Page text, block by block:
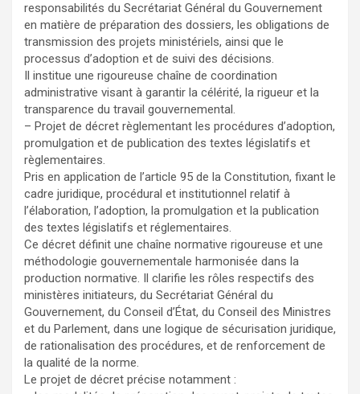
responsabilités du Secrétariat Général du Gouvernement
en matière de préparation des dossiers, les obligations de
transmission des projets ministériels, ainsi que le
processus d’adoption et de suivi des décisions.
Il institue une rigoureuse chaîne de coordination
administrative visant à garantir la célérité, la rigueur et la
transparence du travail gouvernemental.
– Projet de décret règlementant les procédures d’adoption,
promulgation et de publication des textes législatifs et
règlementaires.
Pris en application de l’article 95 de la Constitution, fixant le
cadre juridique, procédural et institutionnel relatif à
l’élaboration, l’adoption, la promulgation et la publication
des textes législatifs et réglementaires.
Ce décret définit une chaîne normative rigoureuse et une
méthodologie gouvernementale harmonisée dans la
production normative. Il clarifie les rôles respectifs des
ministères initiateurs, du Secrétariat Général du
Gouvernement, du Conseil d’État, du Conseil des Ministres
et du Parlement, dans une logique de sécurisation juridique,
de rationalisation des procédures, et de renforcement de
la qualité de la norme.
Le projet de décret précise notamment :